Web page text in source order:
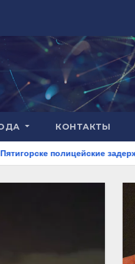
КОНТАКТЫ
задержали закладчика,